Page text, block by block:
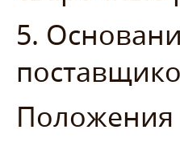
5.
Положения